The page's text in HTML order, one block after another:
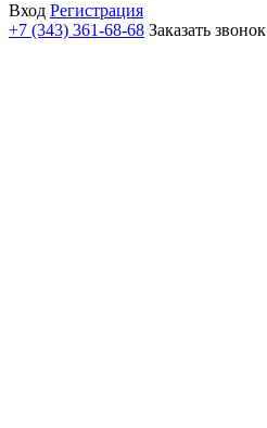
Вход Регистрация
+7 (343) 361-68-68 Заказать звонок